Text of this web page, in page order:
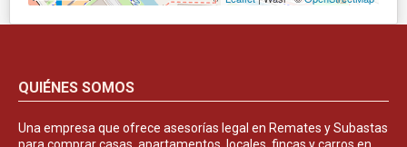
QUIÉNES SOMOS
Una empresa que ofrece asesorías legal en Remates y Subastas
para comprar casas, apartamentos, locales, fincas y carros en